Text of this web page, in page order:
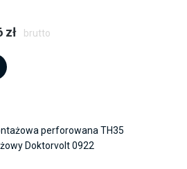
zł brutto
perforowana TH35
Doktorvolt 0922